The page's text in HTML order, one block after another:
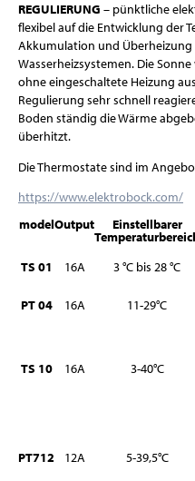
REGULIERUNG – pünktliche
flexibel auf die Entwicklung der
Akkumulation und Überheizung
Wasserheizsystemen. Die
ohne eingeschaltete Heizung
Regulierung sehr schnell
Boden ständig die Wärme
überhitzt.
Die Thermostate sind im
https://www.elektrobock.com/
modelOutput Einstellbarer
TS 01 16A 3 °C bis 28 °C
PT 04 16A 11-29°C
TS 10 16A 3-40°C
PT712 12A 5-39,5°C